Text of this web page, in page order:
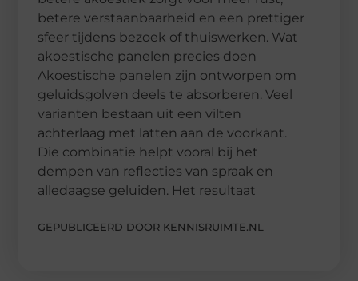
betere verstaanbaarheid en een prettiger
sfeer tijdens bezoek of thuiswerken. Wat
akoestische panelen precies doen
Akoestische panelen zijn ontworpen om
geluidsgolven deels te absorberen. Veel
varianten bestaan uit een vilten
achterlaag met latten aan de voorkant.
Die combinatie helpt vooral bij het
dempen van reflecties van spraak en
alledaagse geluiden. Het resultaat
GEPUBLICEERD DOOR KENNISRUIMTE.NL